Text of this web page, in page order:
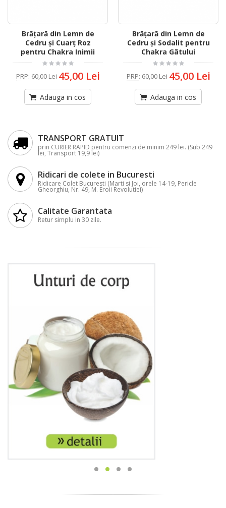
Brățară din Lemn de
Cedru și Cuarț Roz
pentru Chakra Inimii
PRP: 60,00 Lei 45,00 Lei
Adauga in cos
Brățară din Lemn de
Cedru și Sodalit pentru
Chakra Gâtului
PRP: 60,00 Lei 45,00 Lei
Adauga in cos
TRANSPORT GRATUIT
prin CURIER RAPID pentru comenzi de minim 249 lei. (Sub 249
lei, Transport 19,9 lei)
Ridicari de colete in Bucuresti
Ridicare Colet Bucuresti (Marti si Joi, orele 14-19, Pericle
Gheorghiu, Nr. 49, M. Eroii Revolutiei)
Calitate Garantata
Retur simplu in 30 zile.